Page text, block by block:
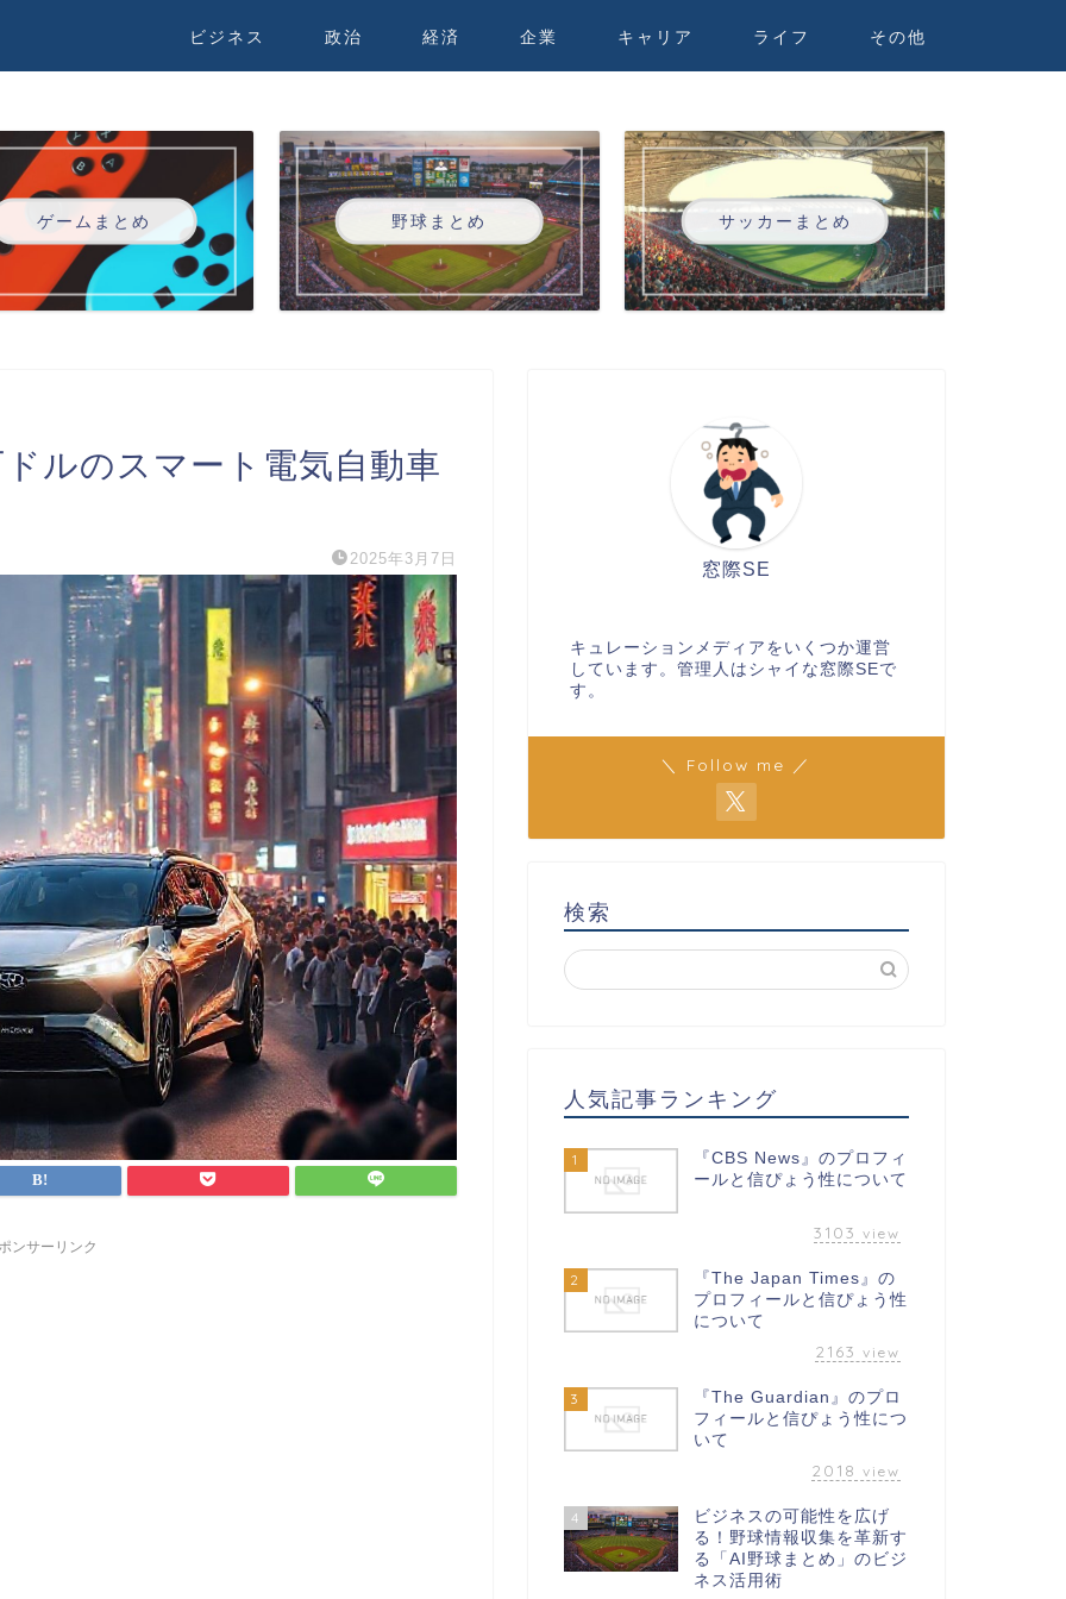
ビジネス 政治 経済 企業 キャリア ライフ その他
ゲームまとめ 野球まとめ サッカーまとめ
ルのスマート電気自動車
2025年3月7日
ンサーリンク
窓際SE
キュレーションメディアをいくつか運営
しています。管理人はシャイな窓際SEで
す。
＼ Follow me ／
検索
人気記事ランキング
1
『CBS News』のプロフィ
ールと信ぴょう性について
3103 view
2
『The Japan Times』の
プロフィールと信ぴょう性
について
2163 view
3
『The Guardian』のプロ
フィールと信ぴょう性につ
いて
2018 view
4
ビジネスの可能性を広げ
る！野球情報収集を革新す
る「AI野球まとめ」のビジ
ネス活用術